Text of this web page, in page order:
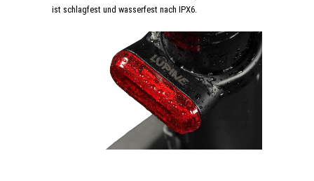
ist schlagfest und wasserfest nach IPX6.